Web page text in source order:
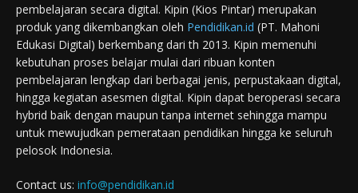
pembelajaran secara digital. Kipin (Kios Pintar) merupakan
produk yang dikembangkan oleh Pendidikan.id (PT. Mahoni
Edukasi Digital) berkembang dari th 2013. Kipin memenuhi
kebutuhan proses belajar mulai dari ribuan konten
pembelajaran lengkap dari berbagai jenis, perpustakaan digital,
hingga kegiatan asesmen digital. Kipin dapat beroperasi secara
hybrid baik dengan maupun tanpa internet sehingga mampu
untuk mewujudkan pemerataan pendidikan hingga ke seluruh
pelosok Indonesia.
Contact us: info@pendidikan.id